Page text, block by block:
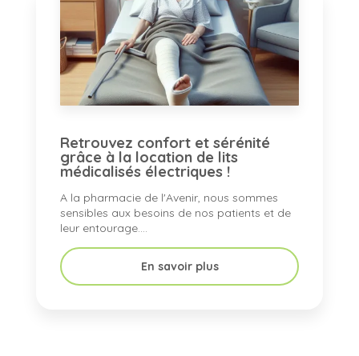
Retrouvez confort et sérénité
grâce à la location de lits
médicalisés électriques !
A la pharmacie de l'Avenir, nous sommes
sensibles aux besoins de nos patients et de
leur entourage....
En savoir plus